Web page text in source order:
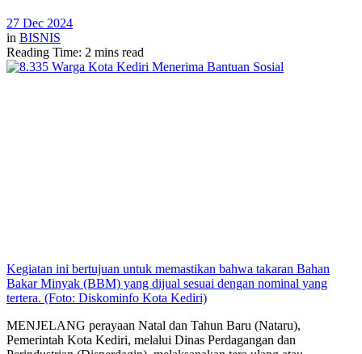
27 Dec 2024
in BISNIS
Reading Time: 2 mins read
Kegiatan ini bertujuan untuk memastikan bahwa takaran Bahan
Bakar Minyak (BBM) yang dijual sesuai dengan nominal yang
tertera. (Foto: Diskominfo Kota Kediri)
MENJELANG perayaan Natal dan Tahun Baru (Nataru),
Pemerintah Kota Kediri, melalui Dinas Perdagangan dan